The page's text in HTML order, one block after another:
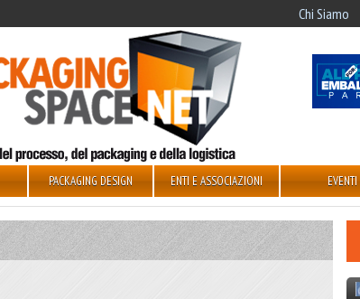
Chi Siamo
PACKAGING DESIGN ENTI E ASSOCIAZIONI EVENTI